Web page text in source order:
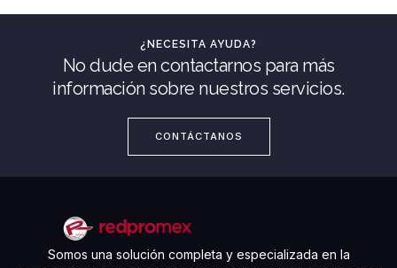
¿NECESITA AYUDA?
No dude en contactarnos para más
información sobre nuestros servicios.
CONTÁCTANOS
Somos una solución completa y especializada en la